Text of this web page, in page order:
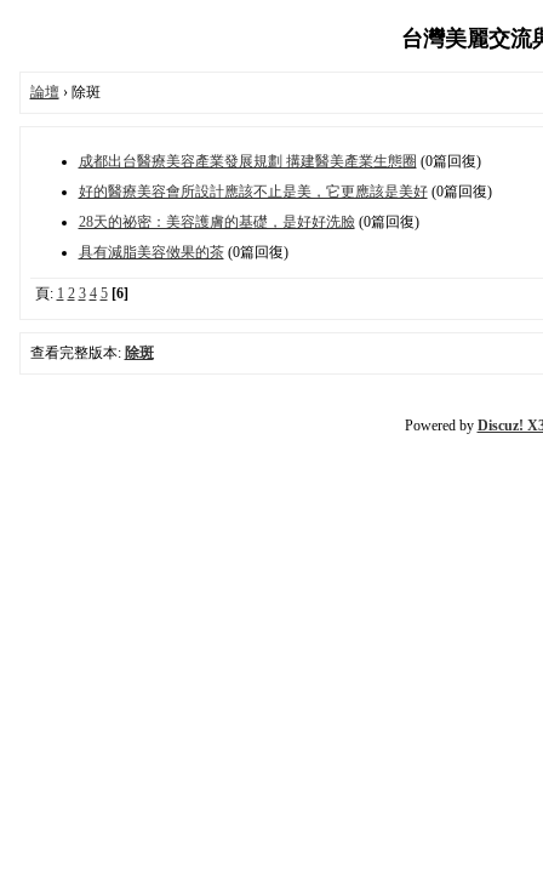
台灣美麗交流
論壇› 除斑
成都出台醫療美容產業發展規劃 搆建醫美產業生態圈 (0篇回復)
好的醫療美容會所設計應該不止是美，它更應該是美好(0篇回復)
28天的祕密：美容護膚的基礎，是好好洗臉(0篇回復)
具有減脂美容傚果的茶(0篇回復)
頁: 1 2 3 4 5 [6]
查看完整版本: 除斑
Powered by Discuz!